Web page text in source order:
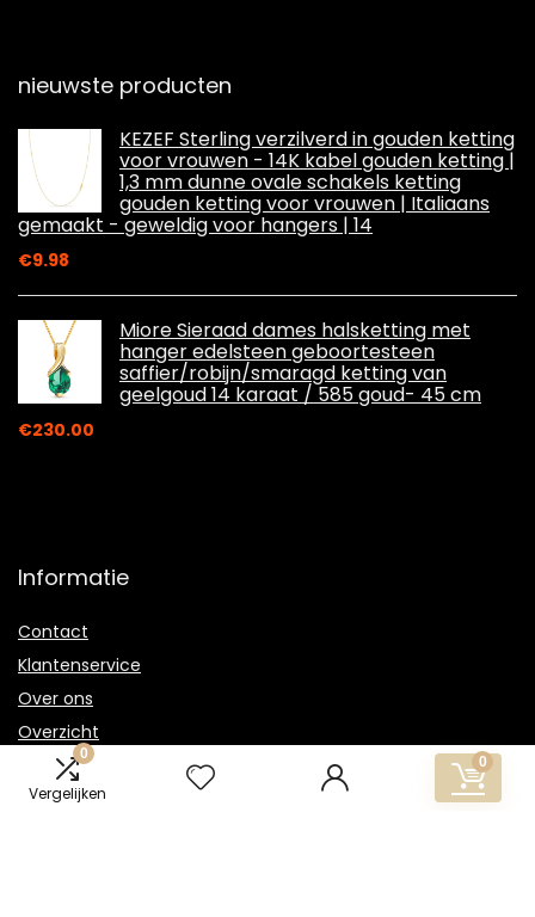
0
Vergelijken
0
nieuwste producten
KEZEF Sterling verzilverd in gouden ketting
voor vrouwen - 14K kabel gouden ketting |
1,3 mm dunne ovale schakels ketting
gouden ketting voor vrouwen | Italiaans
gemaakt - geweldig voor hangers | 14
€9.98
Miore Sieraad dames halsketting met
hanger edelsteen geboortesteen
saffier/robijn/smaragd ketting van
geelgoud 14 karaat / 585 goud- 45 cm
€230.00
Informatie
Contact
Klantenservice
Over ons
Overzicht
Onze webshops
Vacature